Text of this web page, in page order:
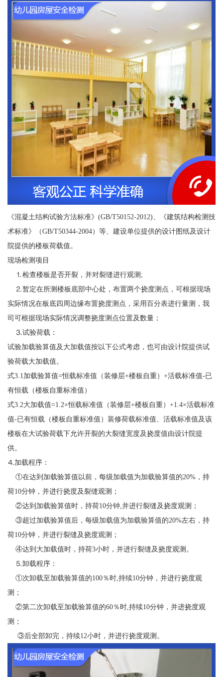
《混凝土结构试验方法标准》(GB/T50152-2012)、《建筑结构检测技
术标准》（GB/T50344-2004）等、建设单位提供的设计图纸及设计
院提供的楼板荷载值。
现场检测项目
⒈检查楼板是否开裂，并对裂缝进行观测;
⒉暂定在所测楼板底部中心处，布置两个挠度测点，可根据现场
实际情况在板底四周边缘布置挠度测点，采用百分表进行量测，我
司可根据现场实际情况调整挠度测点位置及数量；
⒊试验荷载：
试验加载验算值及大加载值按以下公式考虑，也可由设计院提供试
验荷载大加载值。
式3.1加载验算值=恒载标准值（装修层+楼板自重）+活载标准值-已
有恒载（楼板自重标准值）
式3.2大加载值=1.2×恒载标准值（装修层+楼板自重）+1.4×活载标准
值-已有恒载（楼板自重标准值）装修荷载标准值、活载标准值及该
楼板在大试验荷载下允许开裂的大裂缝宽度及挠度值由设计院提
供。
⒋加载程序：
①在达到加载验算值以前，每级加载值为加载验算值的20%，持
荷10分钟，并进行挠度及裂缝观测；
②达到加载验算值时，持荷10分钟,并进行裂缝及挠度观测；
③超过加载验算值后，每级加载值为加载验算值的20%左右，持
荷10分钟，并进行裂缝及挠度观测；
④达到大加载值时，持荷3小时，并进行裂缝及挠度观测。
⒌卸载程序：
①次卸载至加载验算值的100％时,持续10分钟，并进行挠度观
测；
②第二次卸载至加载验算值的60％时,持续10分钟，并进挠度观
测；
③后全部卸完，持续12小时，并进行挠度观测。